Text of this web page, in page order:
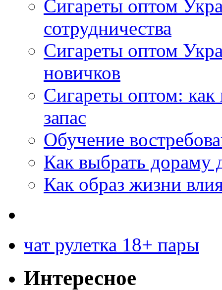
Сигареты оптом
сотрудничества
Сигареты оптом
новичков
Сигареты оптом:
запас
Обучение
Как выбрать дораму
Как образ жизни
чат рулетка 18+ пары
Интересное